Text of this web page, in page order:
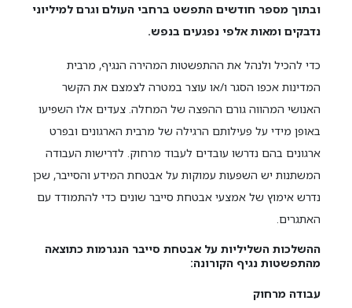
ובתוך מספר חודשים התפשט ברחבי העולם וגרם למיליוני
נדבקים ומאות אלפי נפגעים בנפש.
כדי להכיל ולנהל את ההתפשטות המהירה הנגיף, מרבית
המדינות אכפו הסגר ו/או עוצר במטרה לצמצם את הקשר
האנושי המהווה גורם ההפצה של המחלה. צעדים אלו השפיעו
באופן מידי על פעילותם הרגילה של מרבית הארגונים ובפרט
ארגונים בהם נדרשו עובדים לעבוד מרחוק. לדרישות העבודה
המשתנות יש השפעות עמוקות על אבטחת המידע והסייבר, שכן
נדרש אימוץ של אמצעי אבטחת סייבר שונים כדי להתמודד עם
האתגרים.
ההשלכות השליליות על אבטחת סייבר הנגרמות כתוצאה
מהתפשטות נגיף הקורונה:
עבודה מרחוק